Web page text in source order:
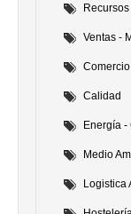
Ventas -
Comercio
Calidad
Energía -
Medio
Logistica